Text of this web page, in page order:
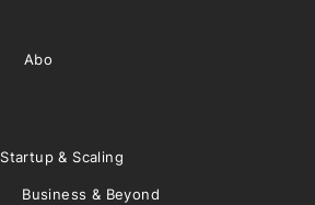
Abo
Startup & Scaling
Business & Beyond